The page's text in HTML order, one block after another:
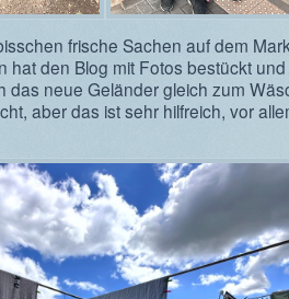
frische Sachen auf dem
hat den Blog mit Fotos bestückt
das neue Geländer gleich zum
aber das ist sehr hilfreich, vor